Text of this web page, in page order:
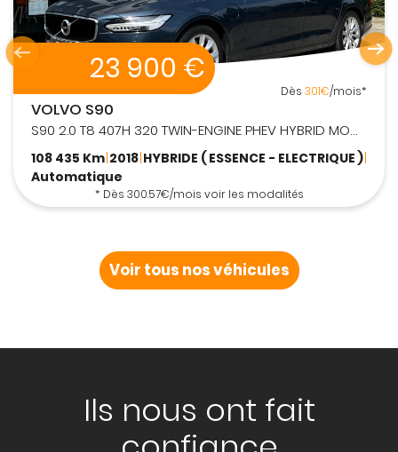
7 788 €
Dès97€/mois*
RENAULT SCENIC
1,6 DCI 130 Dynamique
132 762 Km | 2012 | DIESEL | Manuelle
* Dès 97.38€/mois voir les modalités
Voir tous nos véhicules
Ils nous ont fait